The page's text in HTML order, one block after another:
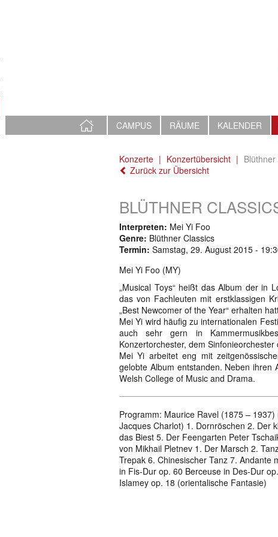
STARTSEITE
CAMPUS RÄUME KALENDER
Konzerte Konzertübersicht
Zurück zur Übersicht
BLÜTHNER
Interpreten: Mei Yi Foo
Genre: Blüthner Classics
Termin: Samstag, 29. August 2015 -
Mei Yi Foo (MY)
„Musical Toys“ heißt das Album der in
das von Fachleuten mit erstklassigen
„Best Newcomer of the Year“ erhalten
Mei Yi wird häufig zu internationalen
auch sehr gern in
Konzertorchester, dem
Mei Yi arbeitet eng mit
gelobte Album entstanden. Neben ihren
Welsh College of Music and Drama.
Programm: Maurice Ravel (1875 –
Jacques Charlot) 1. Dornröschen 2. Der
das Biest 5. Der Feengarten Peter
von Mikhail Pletnev 1. Der Marsch 2.
Trepak 6. Chinesischer Tanz 7. Andante
in Fis-Dur op. 60 Berceuse in Des-Dur
Islamey op. 18 (orientalische Fantasie)